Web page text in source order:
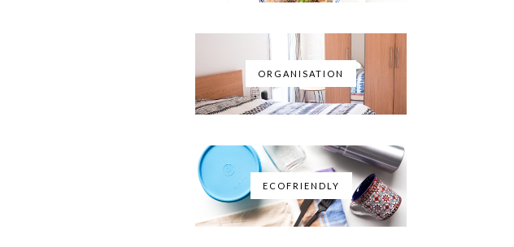
ORGANISATION
ECOFRIENDLY